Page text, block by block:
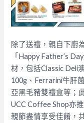
除了送禮，親自下廚
「Happy Father’s
材，包括Classic Deli
100g、Ferrarini牛肝
亞黑毛豬雙禮盒等；
UCC Coffee Shop亦
親節盡情享受佳餚，